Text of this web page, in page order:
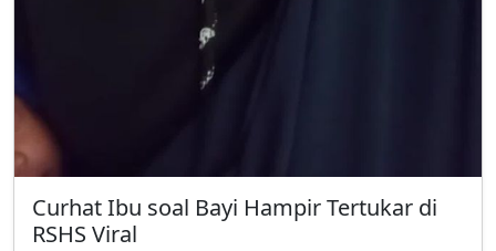
Curhat Ibu soal Bayi Hampir Tertukar di
RSHS Viral